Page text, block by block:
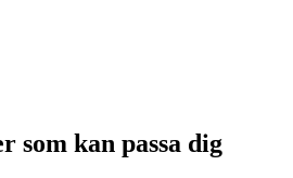
som kan passa dig